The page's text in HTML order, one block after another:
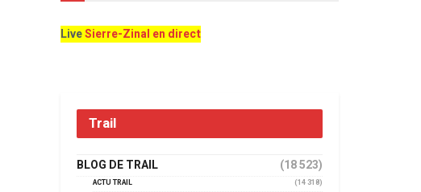
LiveSierre-Zinal en direct
Trail
BLOG DE TRAIL (18 523)
ACTU TRAIL
(14 318)